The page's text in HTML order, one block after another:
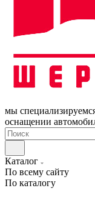
мы
оснащении
Каталог
По всему сайту
По каталогу